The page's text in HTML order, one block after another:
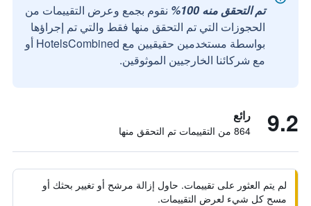
تم التحقق منه 100%
نقوم بجمع وعرض التقييمات من
الحجوزات التي تم التحقق منها فقط والتي تم إجراؤها
بواسطة مستخدمين حقيقيين مع HotelsCombined أو
مع شركائنا الخارجيين الموثوقين.
9.2 رائع
864 من التقييمات تم التحقق منها
لم يتم العثور على تقييمات. حاول إزالة مرشح أو تغيير بحثك أو
مسح كل شيء لعرض التقييمات.